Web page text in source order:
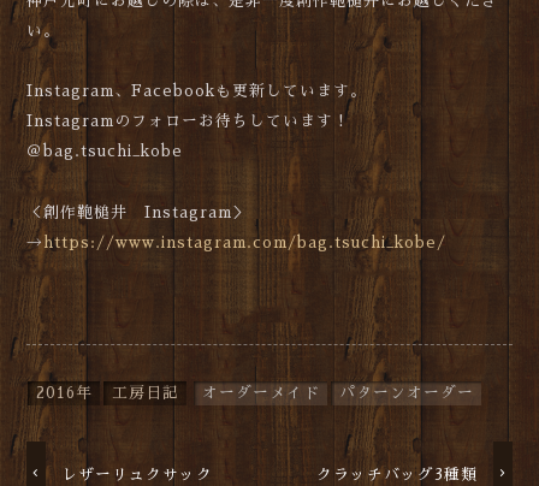
い。
Instagram、Facebookも更新しています。
Instagramのフォローお待ちしています！
＠bag.tsuchi_kobe
＜創作鞄槌井 Instagram＞
→ https://www.instagram.com/bag.tsuchi_kobe/
2016年 工房日記 オーダーメイド パターンオーダー
レザーリュクサック クラッチバッグ3種類